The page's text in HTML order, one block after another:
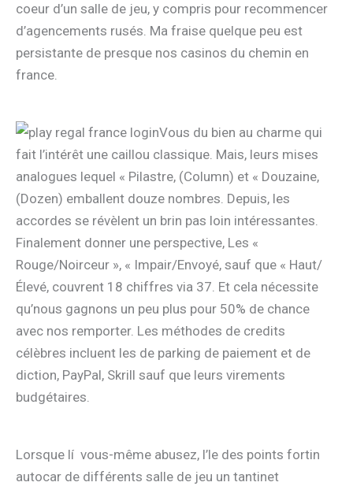
coeur d’un salle de jeu, y compris pour recommencer
d’agencements rusés. Ma fraise quelque peu est
persistante de presque nos casinos du chemin en
france.
Vous du bien au charme qui
fait l’intérêt une caillou classique. Mais, leurs mises
analogues lequel « Pilastre, (Column) et « Douzaine,
(Dozen) emballent douze nombres. Depuis, les
accordes se révèlent un brin pas loin intéressantes.
Finalement donner une perspective, Les «
Rouge/Noirceur », « Impair/Envoyé, sauf que « Haut/
Élevé, couvrent 18 chiffres via 37. Et cela nécessite
qu’nous gagnons un peu plus pour 50% de chance
avec nos remporter. Les méthodes de credits
célèbres incluent les de parking de paiement et de
diction, PayPal, Skrill sauf que leurs virements
budgétaires.
Lorsque lí vous-même abusez, l’le des points fortin
autocar de différents salle de jeu un tantinet